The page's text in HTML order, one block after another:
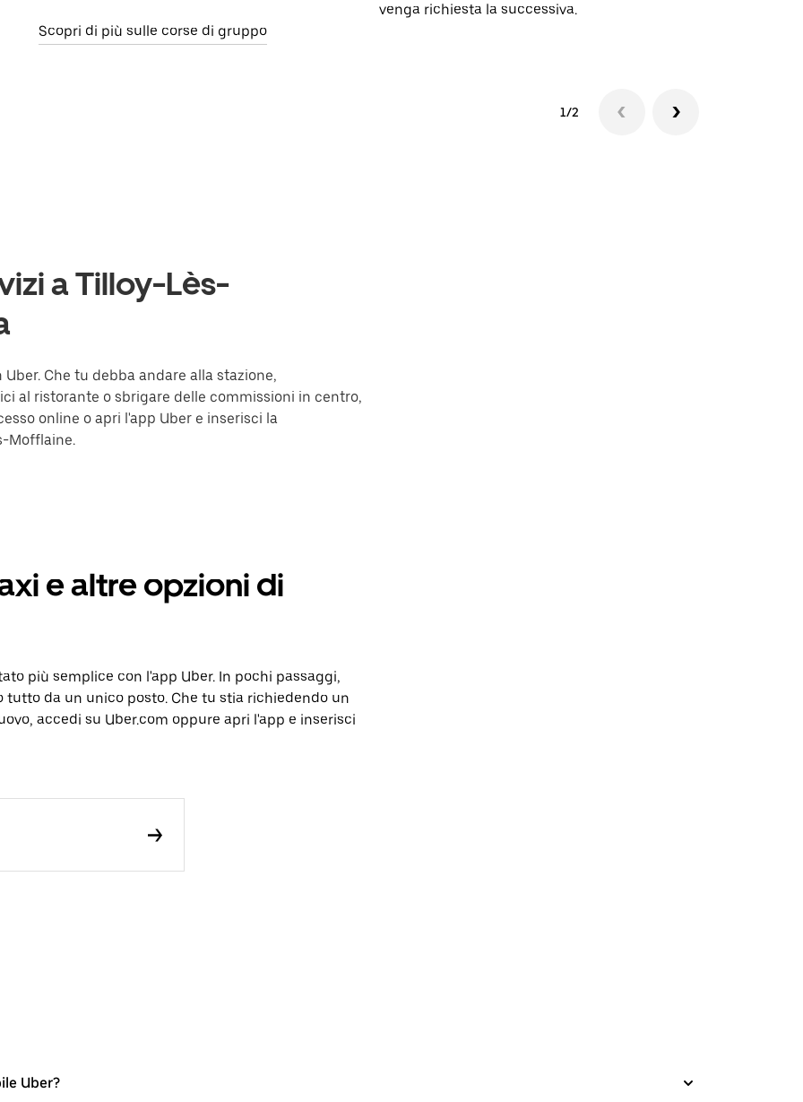
Scopri di più sulle corse di gruppo
venga richiesta la successiva.
1/2
a Tilloy-Lès-
Che tu debba andare alla stazione,
al ristorante o sbrigare delle commissioni in centro,
online o apri l'app Uber e inserisci la
Mofflaine.
e altre opzioni di
più semplice con l'app Uber. In pochi passaggi,
da un unico posto. Che tu stia richiedendo un
accedi su Uber.com oppure apri l'app e inserisci
Uber?